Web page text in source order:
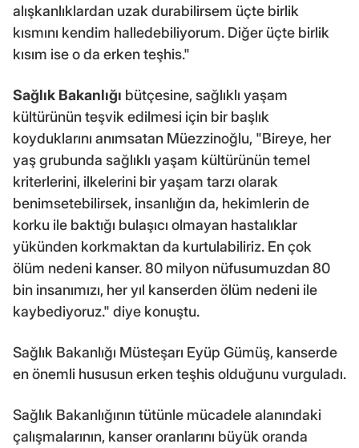
alışkanlıklardan uzak durabilirsem üçte birlik
kısmını kendim halledebiliyorum. Diğer üçte birlik
kısım ise o da erken teşhis."
Sağlık Bakanlığı bütçesine, sağlıklı yaşam
kültürünün teşvik edilmesi için bir başlık
koyduklarını anımsatan Müezzinoğlu, "Bireye, her
yaş grubunda sağlıklı yaşam kültürünün temel
kriterlerini, ilkelerini bir yaşam tarzı olarak
benimsetebilirsek, insanlığın da, hekimlerin de
korku ile baktığı bulaşıcı olmayan hastalıklar
yükünden korkmaktan da kurtulabiliriz. En çok
ölüm nedeni kanser. 80 milyon nüfusumuzdan 80
bin insanımızı, her yıl kanserden ölüm nedeni ile
kaybediyoruz." diye konuştu.
Sağlık Bakanlığı Müsteşarı Eyüp Gümüş, kanserde
en önemli hususun erken teşhis olduğunu vurguladı.
Sağlık Bakanlığının tütünle mücadele alanındaki
çalışmalarının, kanser oranlarını büyük oranda